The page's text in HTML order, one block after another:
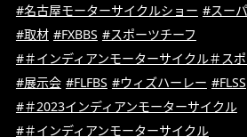
#名古屋モーターサイクルショー #スー
#取材 #FXBBS #スポーツチーフ
#＃インディアンモーターサイクル＃ス
#展示会 #FLFBS #ウィズハーレー #FLSS
#＃2023インディアンモーターサイクル
#＃インディアンモーターサイクル